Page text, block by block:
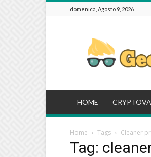
domenica, Agosto 9, 2026
HOME
Home Tags Cleaner
Tag: